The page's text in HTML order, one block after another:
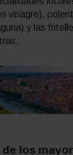
vinagre),
y las fritelle
de los